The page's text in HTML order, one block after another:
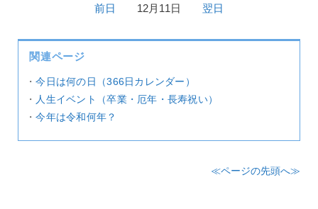
前日 12月11日 翌日
関連ページ
・今日は何の日（366日カレンダー）
・ 人生イベント（卒業・厄年・長寿祝い）
・今年は令和何年？
≪ページの先頭へ≫